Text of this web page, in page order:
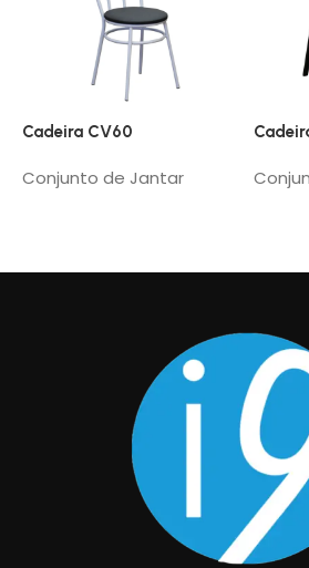
Cadeira CV60
Conjunto de Jantar